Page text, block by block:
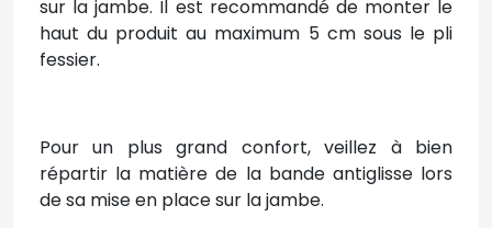
sur la jambe. Il est recommandé de monter le
haut du produit au maximum 5 cm sous le pli
fessier.
Pour un plus grand confort, veillez à bien
répartir la matière de la bande antiglisse lors
de sa mise en place sur la jambe.